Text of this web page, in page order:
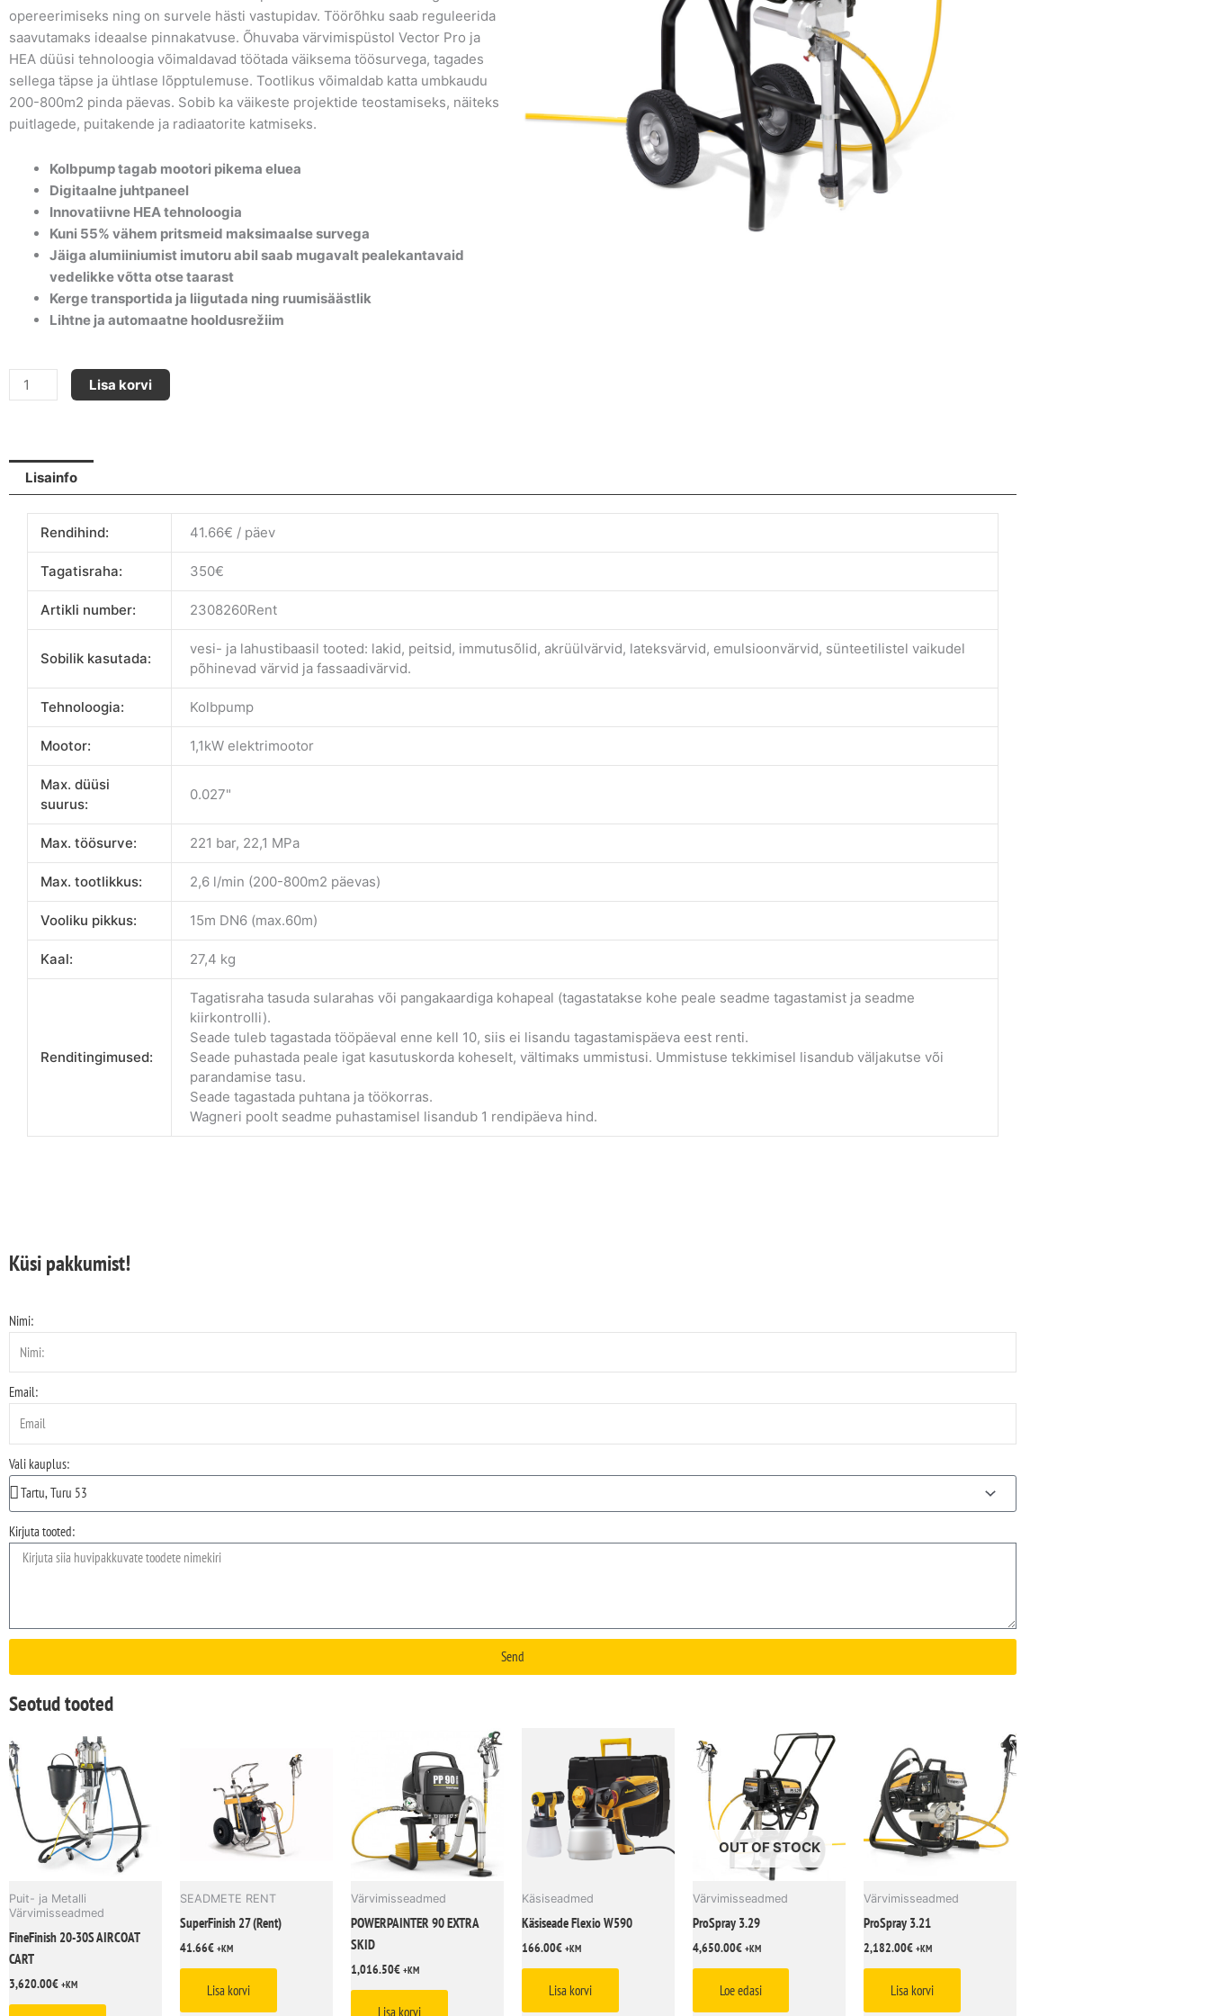
opereerimiseks ning on survele hästi vastupidav. Töörõhku saab reguleerida
saavutamaks ideaalse pinnakatvuse. Õhuvaba värvimispüstol Vector Pro ja
HEA düüsi tehnoloogia võimaldavad töötada väiksema töösurvega, tagades
sellega täpse ja ühtlase lõpptulemuse. Tootlikus võimaldab katta umbkaudu
200-800m2 pinda päevas. Sobib ka väikeste projektide teostamiseks, näiteks
puitlagede, puitakende ja radiaatorite katmiseks.
Kolbpump tagab mootori pikema eluea
Digitaalne juhtpaneel
Innovatiivne HEA tehnoloogia
Kuni 55% vähem pritsmeid maksimaalse survega
Jäiga alumiiniumist imutoru abil saab mugavalt pealekantavaid
vedelikke võtta otse taarast
Kerge transportida ja liigutada ning ruumisäästlik
Lihtne ja automaatne hooldusrežiim
ProSpray
3.25
Lisa korvi
Lisainfo
Rendihind: 41.66€ / päev
Tagatisraha: 350€
Artikli number: 2308260Rent
Sobilik kasutada:
vesi- ja lahustibaasil tooted: lakid, peitsid, immutusõlid, akrüülvärvid, lateksvärvid, emulsioonvärvid, sünteetilistel vaikudel
põhinevad värvid ja fassaadivärvid.
Tehnoloogia: Kolbpump
Mootor: 1,1kW elektrimootor
Max. düüsi
suurus:
0.027"
Max. töösurve: 221 bar, 22,1 MPa
Max. tootlikkus: 2,6 l/min (200-800m2 päevas)
Vooliku pikkus: 15m DN6 (max.60m)
Kaal: 27,4 kg
Renditingimused:
Tagatisraha tasuda sularahas või pangakaardiga kohapeal (tagastatakse kohe peale seadme tagastamist ja seadme
kiirkontrolli).
Seade tuleb tagastada tööpäeval enne kell 10, siis ei lisandu tagastamispäeva eest renti.
Seade puhastada peale igat kasutuskorda koheselt, vältimaks ummistusi. Ummistuse tekkimisel lisandub väljakutse või
parandamise tasu.
Seade tagastada puhtana ja töökorras.
Wagneri poolt seadme puhastamisel lisandub 1 rendipäeva hind.
Küsi pakkumist!
Nimi:
Email:
Vali kauplus:
Kirjuta tooted:
Send
Seotud tooted
Puit- ja Metalli
Värvimisseadmed
FineFinish 20-30S AIRCOAT
CART
3,620.00€ +KM
SEADMETE RENT
SuperFinish 27 (Rent)
41.66€ +KM
Lisa korvi
Värvimisseadmed
POWERPAINTER 90 EXTRA
SKID
1,016.50€ +KM
Lisa korvi
Käsiseadmed
Käsiseade Flexio W590
166.00€ +KM
Lisa korvi
OUT OF STOCK
Värvimisseadmed
ProSpray 3.29
4,650.00€ +KM
Loe edasi
Värvimisseadmed
ProSpray 3.21
2,182.00€ +KM
Lisa korvi